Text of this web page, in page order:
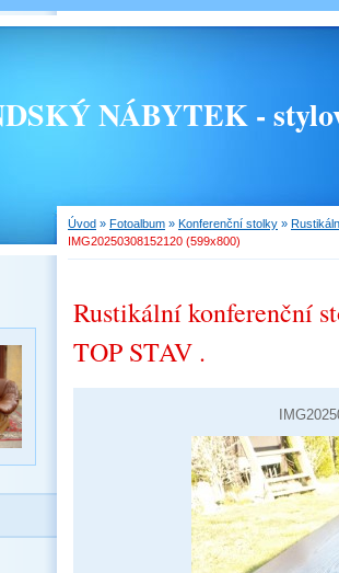
NÁBYTEK -
Úvod » Fotoalbum » Konferenční stolky »
IMG20250308152120 (599x800)
Rustikální konferenční
TOP STAV .